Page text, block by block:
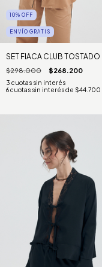
10% OFF
ENVÍO GRATIS
SET FIACA CLUB TOSTADO
$298.000 $268.200
6cuotas sin interés de $44.700